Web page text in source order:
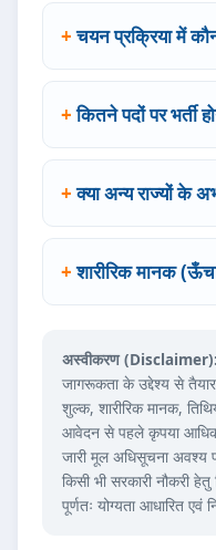
चयन प्रक्रिया में
कितने पदों पर भर्ती
क्या अन्य राज्यों के
शारीरिक मानक
अस्वीकरण (Disclaimer):
जागरूकता के उद्देश्य से
शुल्क, शारीरिक मानक,
आवेदन से पहले कृपया
जारी मूल अधिसूचना अवश्य
किसी भी सरकारी नौकरी
पूर्णतः योग्यता आधारित एवं